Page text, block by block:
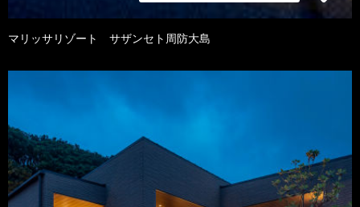
マリッサリゾート サザンセト周防大島